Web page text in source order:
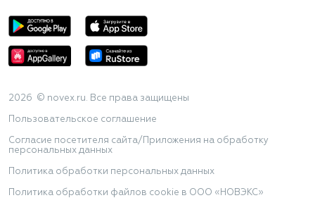
2026 © novex.ru. Все права защищены
Пользовательское соглашение
Согласие посетителя сайта/Приложения на обработку
персональных данных
Политика обработки персональных данных
Политика обработки файлов cookie в ООО «НОВЭКС»